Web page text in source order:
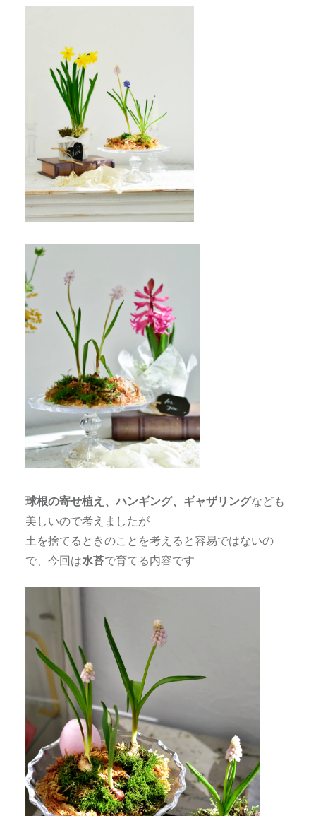
球根の寄せ植え、ハンギング、ギャザリングなども
美しいので考えましたが
土を捨てるときのことを考えると容易ではないの
で、今回は水苔で育てる内容です